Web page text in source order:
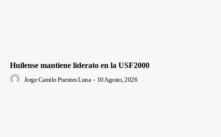
Huilense mantiene liderato en la USF2000
Jorge Camilo Puentes Luna - 10 Agosto, 2026